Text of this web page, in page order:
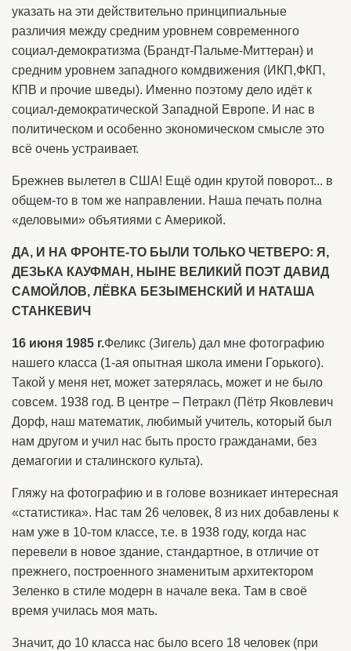
указать на эти действительно принципиальные
различия между средним уровнем современного
социал-демократизма (Брандт-Пальме-Миттеран) и
средним уровнем западного комдвижения (ИКП,ФКП,
КПВ и прочие шведы). Именно поэтому дело идёт к
социал-демократической Западной Европе. И нас в
политическом и особенно экономическом смысле это
всё очень устраивает.
Брежнев вылетел в США! Ещё один крутой поворот... в
общем-то в том же направлении. Наша печать полна
«деловыми» объятиями с Америкой.
ДА, И НА ФРОНТЕ-ТО БЫЛИ ТОЛЬКО ЧЕТВЕРО: Я,
ДЕЗЬКА КАУФМАН, НЫНЕ ВЕЛИКИЙ ПОЭТ ДАВИД
САМОЙЛОВ, ЛЁВКА БЕЗЫМЕНСКИЙ И НАТАША
СТАНКЕВИЧ
16 июня 1985 г.Феликс (Зигель) дал мне фотографию
нашего класса (1-ая опытная школа имени Горького).
Такой у меня нет, может затерялась, может и не было
совсем. 1938 год. В центре – Петракл (Пётр Яковлевич
Дорф, наш математик, любимый учитель, который был
нам другом и учил нас быть просто гражданами, без
демагогии и сталинского культа).
Гляжу на фотографию и в голове возникает интересная
«статистика». Нас там 26 человек, 8 из них добавлены к
нам уже в 10-том классе, т.е. в 1938 году, когда нас
перевели в новое здание, стандартное, в отличие от
прежнего, построенного знаменитым архитектором
Зеленко в стиле модерн в начале века. Там в своё
время училась моя мать.
Значит, до 10 класса нас было всего 18 человек (при